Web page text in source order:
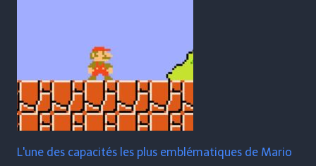
L'une des capacités les plus emblématiques de Mario